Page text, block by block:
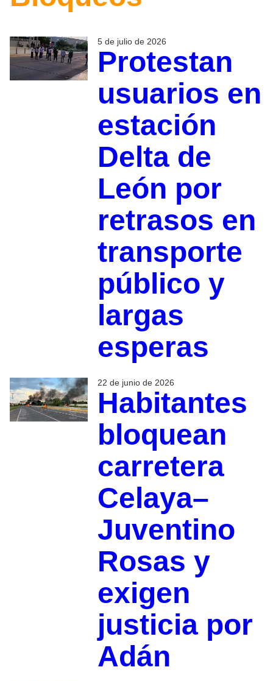
5 de julio de 2026
Protestan
usuarios en
estación
Delta de
León por
retrasos en
transporte
público y
largas
esperas
22 de junio de 2026
Habitantes
bloquean
carretera
Celaya–
Juventino
Rosas y
exigen
justicia por
Adán